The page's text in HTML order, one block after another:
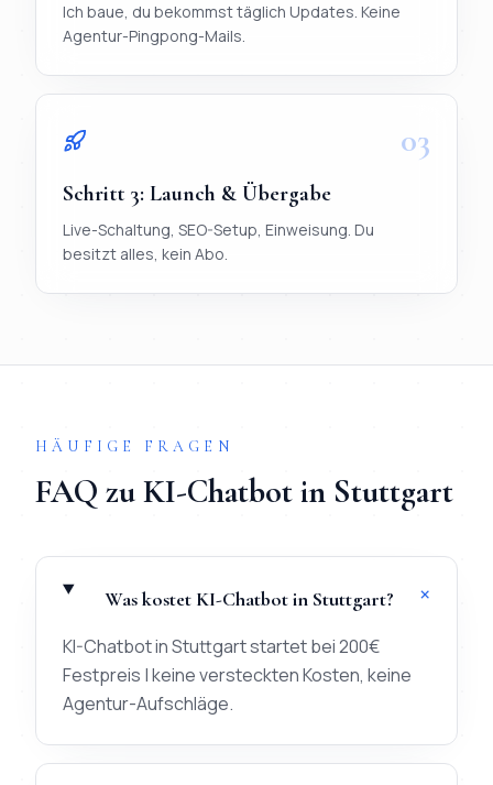
Ich baue, du bekommst täglich Updates. Keine
Agentur-Pingpong-Mails.
03
Schritt 3: Launch & Übergabe
Live-Schaltung, SEO-Setup, Einweisung. Du
besitzt alles, kein Abo.
HÄUFIGE FRAGEN
FAQ zuKI-Chatbotin Stuttgart
Was kostet KI-Chatbot in Stuttgart? +
KI-Chatbot in Stuttgart startet bei 200€
Festpreis | keine versteckten Kosten, keine
Agentur-Aufschläge.